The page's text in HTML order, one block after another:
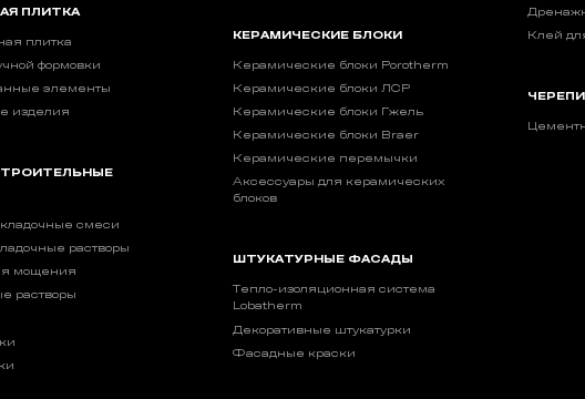
ПЛИТКА
плитка
формовки
элементы
изделия
смеси
растворы
мощения
растворы
КЕРАМИЧЕСКИЕ БЛОКИ
Керамические блоки Porotherm
Керамические блоки ЛСР
Керамические блоки Гжель
Керамические блоки Braer
Керамические перемычки
Аксессуары для керамических
блоков
ШТУКАТУРНЫЕ ФАСАДЫ
Тепло-изоляционная система
Lobatherm
Декоративные штукатурки
Фасадные краски
Клей